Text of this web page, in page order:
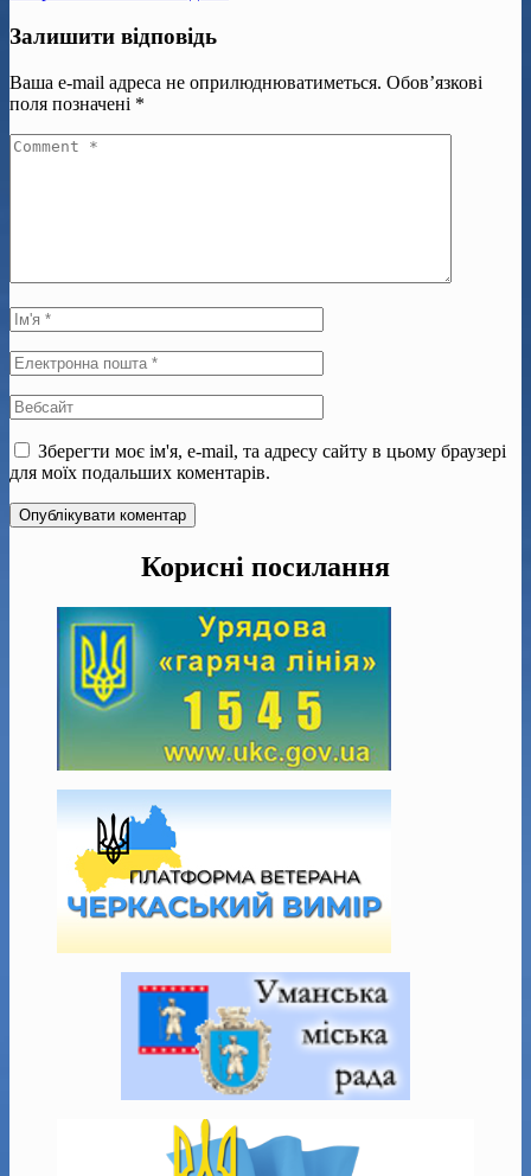
Залишити відповідь
Ваша e-mail адреса не оприлюднюватиметься. Обов’язкові
поля позначені *
Зберегти моє ім'я, e-mail, та адресу сайту в цьому браузері
для моїх подальших коментарів.
Корисні посилання